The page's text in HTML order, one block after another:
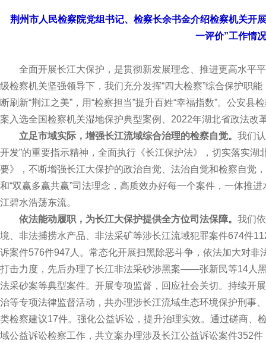
荆州市人民检察院党组书记、检察长余书金介绍检察机关开
一评价”工作情况
全面开展长江大保护，是贯彻新发展理念、推进更高水平
级检察机关坚强领导下，我们充分发挥“四大检察”综合保护职
断刷新“荆江之美”，用“检察担当”提升百姓“幸福指数”。公安
案入选全国检察机关湿地保护典型案例、2022年湖北省政法改
立足市域实际，增强长江流域综合治理的检察自觉。 我们
开发”的重要指示精神，全面执行《长江保护法》，切实落实
要》，不断增强长江大保护的政治自觉、法治自觉和检察自觉
和“双赢多赢共赢”司法理念，高质效办好每一个案件，一体推
江碧水浩荡东流。
依法能动履职，为长江大保护提供全方位司法保障。 我们
境、非法捕捞水产品、非法采矿等涉长江流域犯罪案件674件
诉案件576件947人。常态化开展扫黑除恶斗争，依法加大对
打击力度，先后办理了长江非法采砂涉黑案——张新民等14人
法采砂案等典型案件。开展专项监督，回应社会关切。持续开
治等专项法律监督活动，共办理涉长江流域生态环境保护刑事
类检察建议17件。强化公益诉讼，提升治理实效。通过磋商、
域公益诉讼检察工作，共立案办理涉及长江公益诉讼案件352